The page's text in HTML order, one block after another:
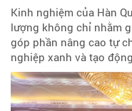
Kinh nghiệm của Hàn
lượng không chỉ nhằm
góp phần nâng cao tự
nghiệp xanh và tạo